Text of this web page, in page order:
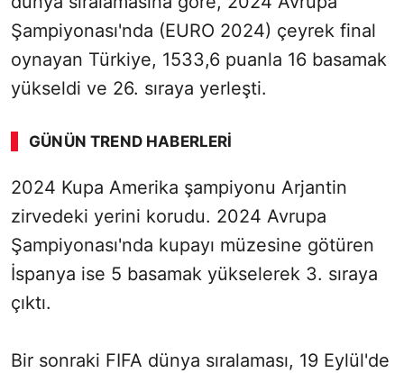
Şampiyonası'nda (EURO 2024) çeyrek final
oynayan Türkiye, 1533,6 puanla 16 basamak
yükseldi ve 26. sıraya yerleşti.
GÜNÜN TREND HABERLERI
00:02 / 06:57
Sesi Aç
2024 Kupa Amerika şampiyonu Arjantin
zirvedeki yerini korudu. 2024 Avrupa
Şampiyonası'nda kupayı müzesine götüren
İspanya ise 5 basamak yükselerek 3. sıraya
çıktı.
Bir sonraki FIFA dünya sıralaması, 19 Eylül'de